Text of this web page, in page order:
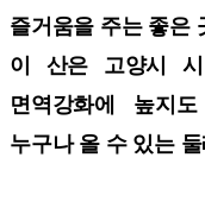
즐거움을 주는 좋은
이 산은 고양시 시
면역강화에 높지
누구나 올 수 있는